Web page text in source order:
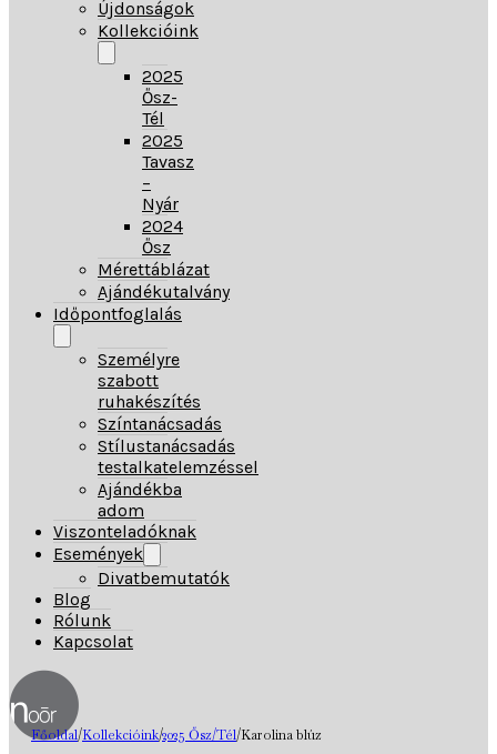
Újdonságok
Kollekcióink
2025
Ősz-
Tél
2025
Tavasz
–
Nyár
2024
Ősz
Mérettáblázat
Ajándékutalvány
Időpontfoglalás
Személyre
szabott
ruhakészítés
Színtanácsadás
Stílustanácsadás
testalkatelemzéssel
Ajándékba
adom
Viszonteladóknak
Események
Divatbemutatók
Blog
Rólunk
Kapcsolat
Főoldal/Kollekcióink/2025 Ősz/Tél/Karolina blúz